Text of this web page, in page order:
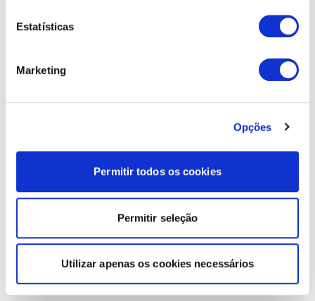
Estatísticas
Marketing
Opções
Permitir todos os cookies
Permitir seleção
Utilizar apenas os cookies necessários